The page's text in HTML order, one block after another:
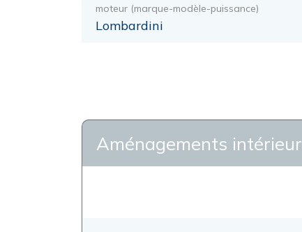
moteur (marque-modèle-puissance)
Lombardini
Aménagements intérieur